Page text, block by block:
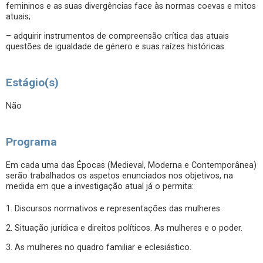
femininos e as suas divergências face às normas coevas e mitos
atuais;
– adquirir instrumentos de compreensão crítica das atuais
questões de igualdade de género e suas raízes históricas.
Estágio(s)
Não
Programa
Em cada uma das Épocas (Medieval, Moderna e Contemporânea)
serão trabalhados os aspetos enunciados nos objetivos, na
medida em que a investigação atual já o permita:
1. Discursos normativos e representações das mulheres.
2. Situação jurídica e direitos políticos. As mulheres e o poder.
3. As mulheres no quadro familiar e eclesiástico.